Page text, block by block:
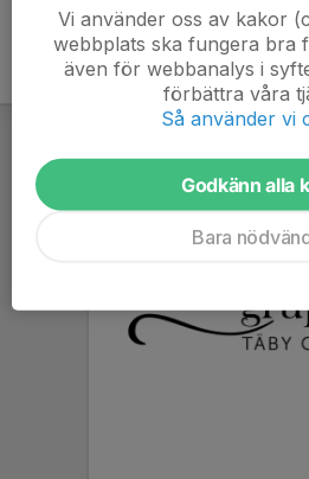
Vi använder oss av kakor
webbplats ska fungera bra
även för webbanalys i
förbättra våra
Så använder vi
Godkänn alla
Bara